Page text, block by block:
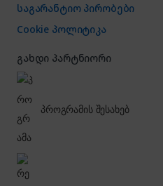
საგარანტიო პირობები
Cookie პოლიტიკა
გახდი პარტნიორი
პროგრამის შესახებ